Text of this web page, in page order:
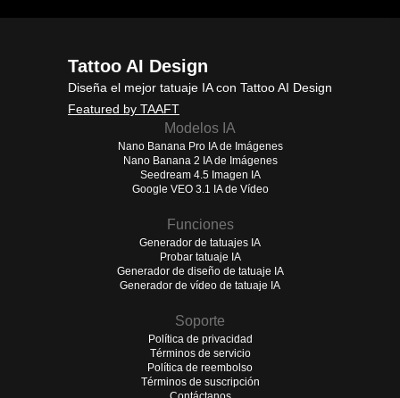
Tattoo AI Design
Diseña el mejor tatuaje IA con Tattoo AI Design
Featured by TAAFT
Modelos IA
Nano Banana Pro IA de Imágenes
Nano Banana 2 IA de Imágenes
Seedream 4.5 Imagen IA
Google VEO 3.1 IA de Vídeo
Funciones
Generador de tatuajes IA
Probar tatuaje IA
Generador de diseño de tatuaje IA
Generador de vídeo de tatuaje IA
Soporte
Política de privacidad
Términos de servicio
Política de reembolso
Términos de suscripción